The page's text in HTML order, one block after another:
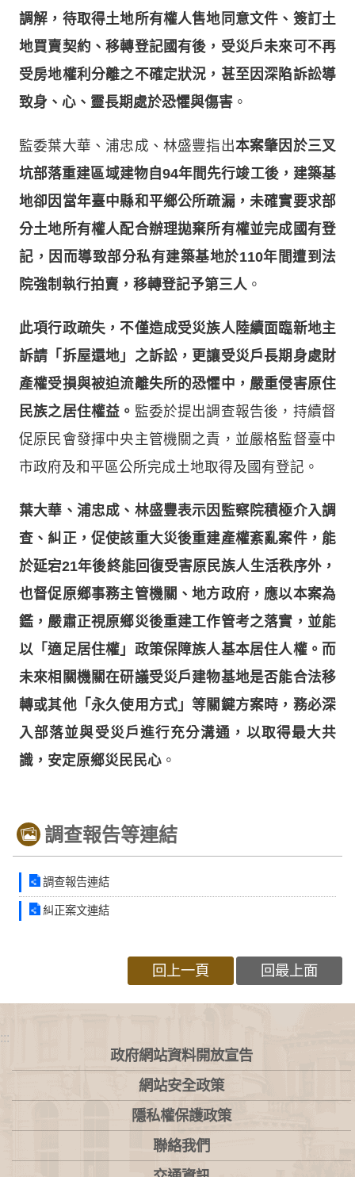
調解，待取得土地所有權人售地同意文件、簽訂土
地買賣契約、移轉登記國有後，受災戶未來可不再
受房地權利分離之不確定狀況，甚至因深陷訴訟導
致身、心、靈長期處於恐懼與傷害 。
監委葉大華、浦忠成、林盛豐指出本案肇因於三叉
坑部落重建區域建物自94年間先行竣工後，建築基
地卻因當年臺中縣和平鄉公所疏漏，未確實要求部
分土地所有權人配合辦理拋棄所有權並完成國有登
記，因而導致部分私有建築基地於110年間遭到法
院強制執行拍賣，移轉登記予第三人 。
此項行政疏失，不僅造成受災族人陸續面臨新地主
訴請「拆屋還地」之訴訟，更讓受災戶長期身處財
產權受損與被迫流離失所的恐懼中，嚴重侵害原住
民族之居住權益。 監委於提出調查報告後，持續督
促原民會發揮中央主管機關之責，並嚴格監督臺中
市政府及和平區公所完成土地取得及國有登記。
葉大華、浦忠成、林盛豐表示因監察院積極介入調
查、糾正，促使該重大災後重建產權紊亂案件，能
於延宕21年後終能回復受害原民族人生活秩序外，
也督促原鄉事務主管機關、地方政府，應以本案為
鑑，嚴肅正視原鄉災後重建工作管考之落實，並能
以「適足居住權」政策保障族人基本居住人權。而
未來相關機關在研議受災戶建物基地是否能合法移
轉或其他「永久使用方式」等關鍵方案時，務必深
入部落並與受災戶進行充分溝通，以取得最大共
識，安定原鄉災民民心 。
調查報告等連結
調查報告連結
糾正案文連結
回上一頁 回最上面
:::
政府網站資料開放宣告
網站安全政策
隱私權保護政策
聯絡我們